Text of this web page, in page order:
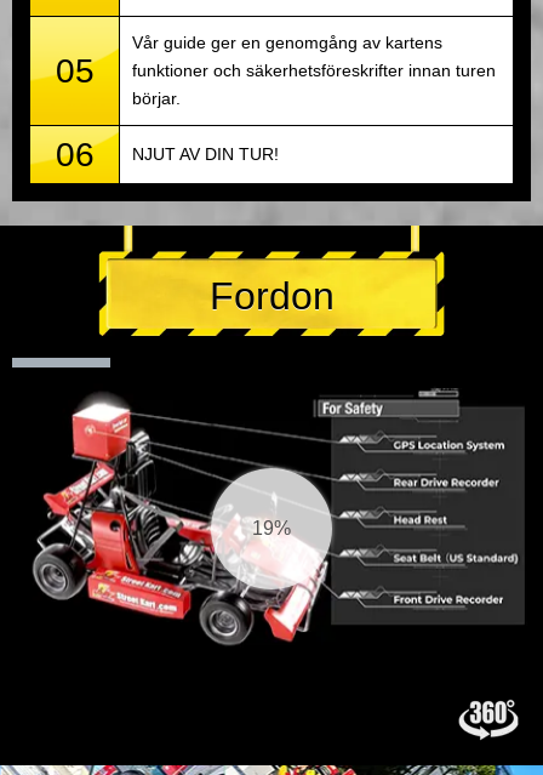
05
Vår guide ger en genomgång av kartens
funktioner och säkerhetsföreskrifter innan turen
börjar.
06 NJUT AV DIN TUR!
Fordon
20%